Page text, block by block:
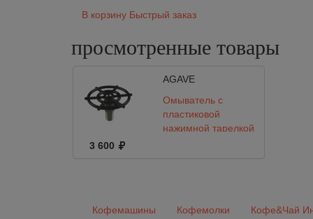
В корзину Быстрый заказ
просмотренные товары
AGAVE
Омыватель с
пластиковой
нажимной тарелкой
3 600
Кофемашины Кофемолки Кофе&Чай